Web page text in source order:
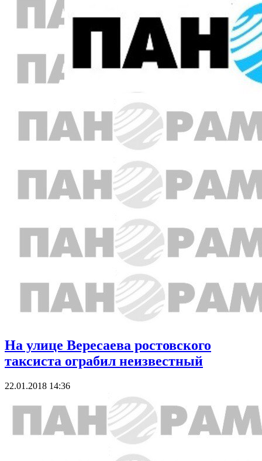
На улице Вересаева ростовского
таксиста ограбил неизвестный
22.01.2018 14:36